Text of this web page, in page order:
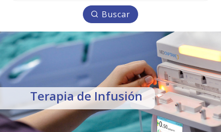
Buscar
Terapia de Infusión